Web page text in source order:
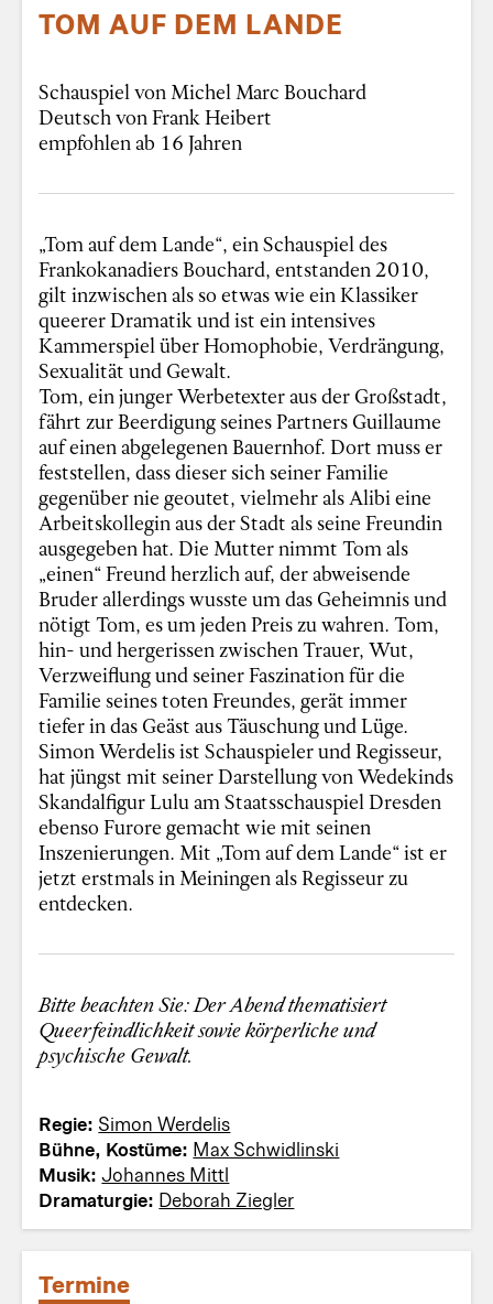
TOM AUF DEM LANDE
Schauspiel von Michel Marc Bouchard
Deutsch von Frank Heibert
empfohlen ab 16 Jahren
„Tom auf dem Lande“, ein Schauspiel des
Frankokanadiers Bouchard, entstanden 2010,
gilt inzwischen als so etwas wie ein Klassiker
queerer Dramatik und ist ein intensives
Kammerspiel über Homophobie, Verdrängung,
Sexualität und Gewalt.
Tom, ein junger Werbetexter aus der Großstadt,
fährt zur Beerdigung seines Partners Guillaume
auf einen abgelegenen Bauernhof. Dort muss er
feststellen, dass dieser sich seiner Familie
gegenüber nie geoutet, vielmehr als Alibi eine
Arbeitskollegin aus der Stadt als seine Freundin
ausgegeben hat. Die Mutter nimmt Tom als
„einen“ Freund herzlich auf, der abweisende
Bruder allerdings wusste um das Geheimnis und
nötigt Tom, es um jeden Preis zu wahren. Tom,
hin- und hergerissen zwischen Trauer, Wut,
Verzweiflung und seiner Faszination für die
Familie seines toten Freundes, gerät immer
tiefer in das Geäst aus Täuschung und Lüge.
Simon Werdelis ist Schauspieler und Regisseur,
hat jüngst mit seiner Darstellung von Wedekinds
Skandalfigur Lulu am Staatsschauspiel Dresden
ebenso Furore gemacht wie mit seinen
Inszenierungen. Mit „Tom auf dem Lande“ ist er
jetzt erstmals in Meiningen als Regisseur zu
entdecken.
Bitte beachten Sie: Der Abend thematisiert
Queerfeindlichkeit sowie körperliche und
psychische Gewalt.
Regie: Simon Werdelis
Bühne, Kostüme: Max Schwidlinski
Musik:Johannes Mittl
Dramaturgie: Deborah Ziegler
Termine